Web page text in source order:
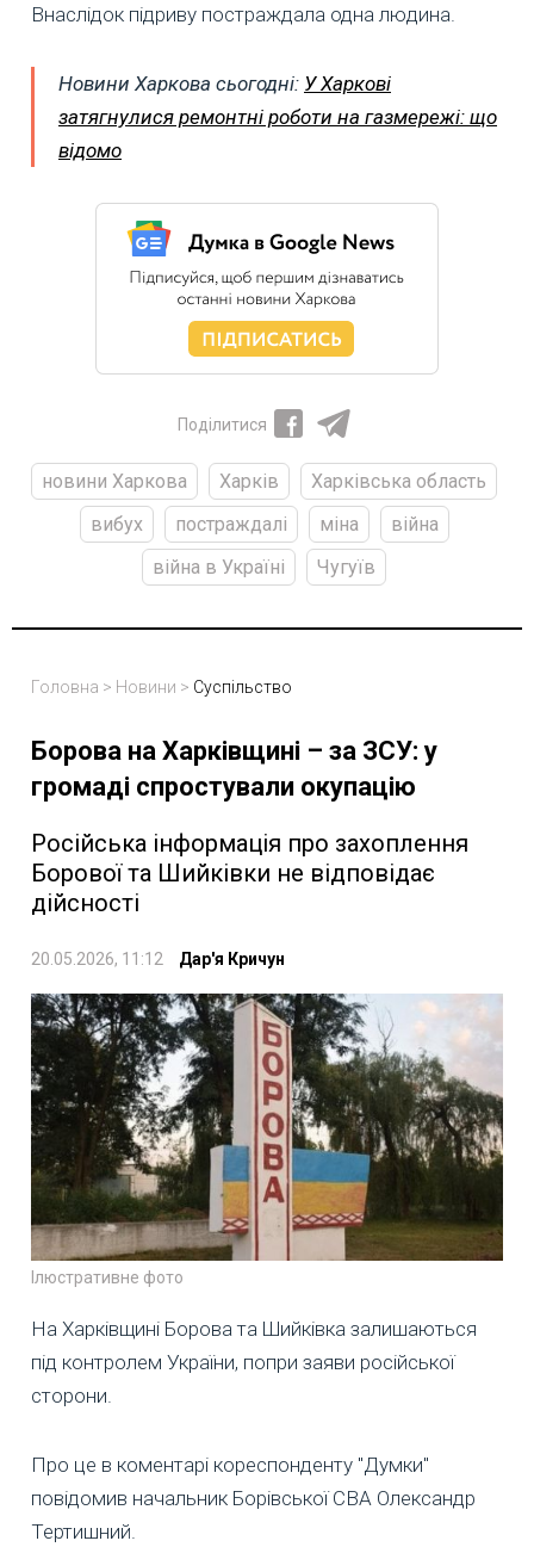
Внаслідок підриву постраждала одна людина.
Новини Харкова сьогодні: У Харкові
затягнулися ремонтні роботи на газмережі: що
відомо
Поділитися
новини Харкова Харків
Харківська область
вибух
постраждалі міна
війна
війна в Україні
Чугуїв
Головна > Новини > Суспільство
Борова на Харківщині – за ЗСУ: у
громаді спростували окупацію
Російська інформація про захоплення
Борової та Шийківки не відповідає
дійсності
20.05.2026, 11:12 Дар'я Кричун
Ілюстративне фото
На Харківщині Борова та Шийківка залишаються
під контролем України, попри заяви російської
сторони.
Про це в коментарі кореспонденту "Думки"
повідомив начальник Борівської СВА Олександр
Тертишний.